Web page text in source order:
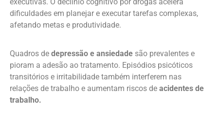
dificuldades em planejar e executar tarefas complexas,
afetando metas e produtividade.
Quadros de depressão e ansiedade são prevalentes e
pioram a adesão ao tratamento. Episódios psicóticos
transitórios e irritabilidade também interferem nas
relações de trabalho e aumentam riscos de acidentes de
trabalho.